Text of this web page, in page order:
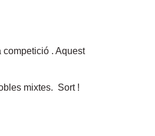
. Aquest
mixtes. Sort !